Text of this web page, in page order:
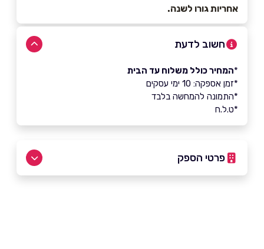
אחריות גורו לשנה.
חשוב לדעת
*המחיר כולל משלוח עד הבית
*זמן אספקה: 10 ימי עסקים
*התמונה להמחשה בלבד
*ט.ל.ח
פרטי הספק